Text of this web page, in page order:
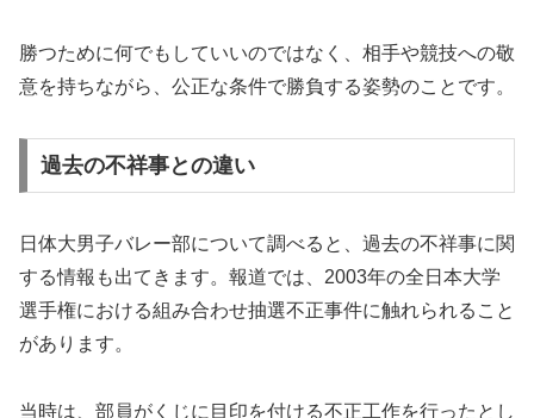
勝つために何でもしていいのではなく、相手や競技への敬
意を持ちながら、公正な条件で勝負する姿勢のことです。
過去の不祥事との違い
日体大男子バレー部について調べると、過去の不祥事に関
する情報も出てきます。報道では、2003年の全日本大学
選手権における組み合わせ抽選不正事件に触れられること
があります。
当時は、部員がくじに目印を付ける不正工作を行ったとし